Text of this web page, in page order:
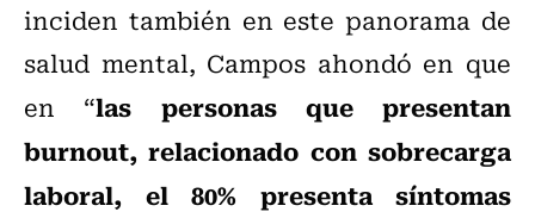
inciden también en este panorama de
salud mental, Campos ahondó en que
en “las personas que presentan
burnout, relacionado con sobrecarga
laboral, el 80% presenta síntomas